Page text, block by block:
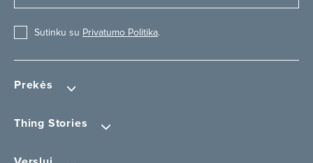
Prekės
Thing Stories
Sutinku su Privatumo Politika.